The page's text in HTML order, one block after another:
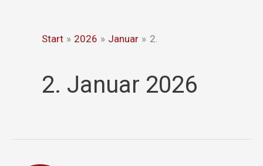
Start 2026 Januar 2.
2. Januar 2026